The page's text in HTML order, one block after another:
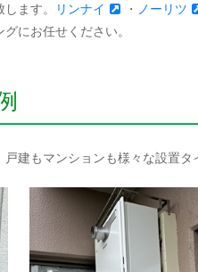
ます。
リンナイ ・ ノーリツ
にお任せください。
建もマンションも様々な設置